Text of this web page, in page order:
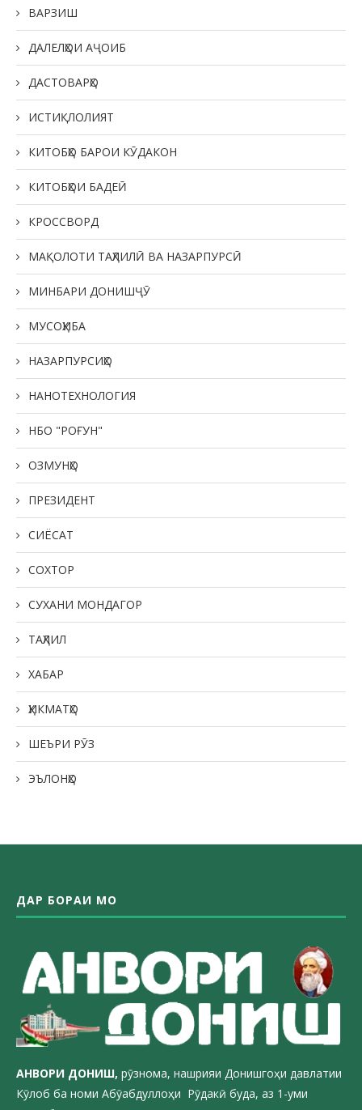
ВАРЗИШ
ДАЛЕЛҲОИ АҶОИБ
ДАСТОВАРҲО
ИСТИҚЛОЛИЯТ
КИТОБҲО БАРОИ КӮДАКОН
КИТОБҲОИ БАДЕӢ
КРОССВОРД
МАҚОЛОТИ ТАҲЛИЛӢ ВА НАЗАРПУРСӢ
МИНБАРИ ДОНИШҶӮ
МУСОҲИБА
НАЗАРПУРСИҲО
НАНОТЕХНОЛОГИЯ
НБО "РОҒУН"
ОЗМУНҲО
ПРЕЗИДЕНТ
СИЁСАТ
СОХТОР
СУХАНИ МОНДАГОР
ТАҲЛИЛ
ХАБАР
ҲИКМАТҲО
ШЕЪРИ РӮЗ
ЭЪЛОНҲО
ДАР БОРАИ МО
АНВОРИ ДОНИШ, рӯзнома, нашрияи Донишгоҳи давлатии
Кӯлоб ба номи Абӯабдуллоҳи Рӯдакӣ буда, аз 1-уми